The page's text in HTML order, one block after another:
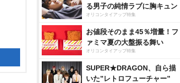
る男子の純情ラブに胸キュン
オリコンタイアップ特集
お値段そのまま45％増量！フ
ァミマ夏の大盤振る舞い
オリコンタイアップ特集
SUPER★DRAGON、自ら描
いた”レトロフューチャー”